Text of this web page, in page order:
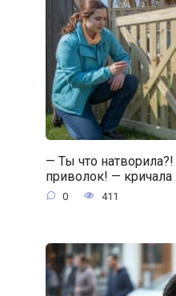
— Ты что
приволок! — кричала
0 411